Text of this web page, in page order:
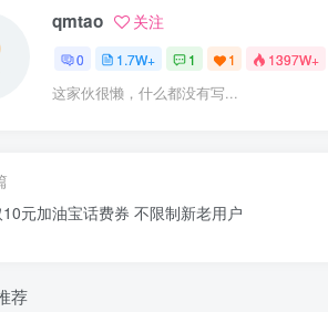
qmtao 关注
0 1.7W+ 1 1 1397W+
这家伙很懒，什么都没有写...
元加油宝话费券 不限制新老用户
荐